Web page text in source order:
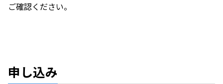
ご確認ください。
申し込み